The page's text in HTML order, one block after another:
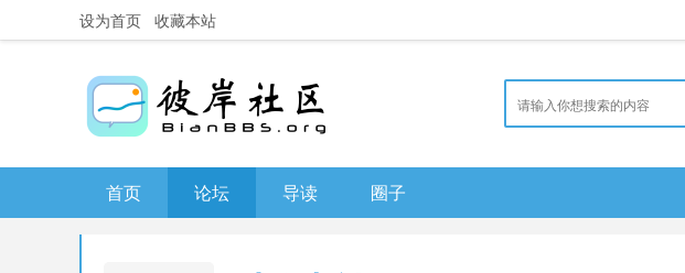
设为首页 收藏本站
首页 论坛 导读 圈子